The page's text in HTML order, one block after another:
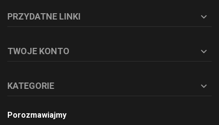
PRZYDATNE LINKI 
TWOJE KONTO 
KATEGORIE 
Porozmawiajmy